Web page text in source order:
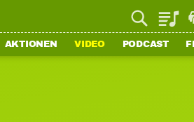
Playlist
AKTIONEN VIDEO PODCAST